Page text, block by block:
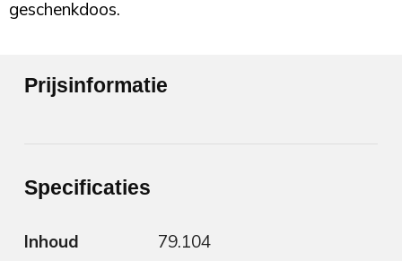
geschenkdoos.
Prijsinformatie
Specificaties
Inhoud 79.104